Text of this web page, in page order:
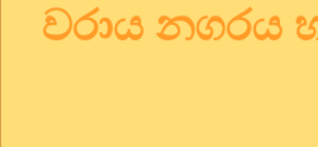
වරාය නගරය